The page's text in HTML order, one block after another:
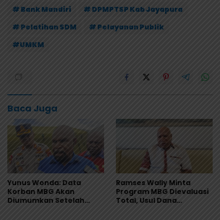
# Bank Mandiri
# DPMPTSP Kab Jayapura
# Pelatihan SDM
# Pelayanan Publik
#UMKM
Baca Juga
Yunus Wonda: Data
Korban MBG Akan
Diumumkan Setelah
Ramses Wally Minta
Program MBG Dievaluasi
Total, Usul Dana